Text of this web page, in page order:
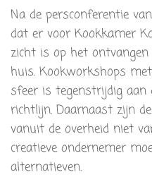
Na de persconferentie
dat er voor Kookkamer
zicht is op het
huis. Kookworkshops
sfeer is tegenstrijdig aan
richtlijn. Daarnaast zijn
vanuit de overheid niet
creatieve ondernemer
alternatieven.